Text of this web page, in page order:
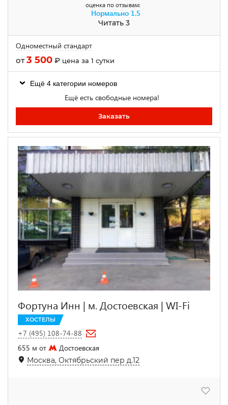
оценка по отзывам:
Нормально 1.5
Читать 3
Одноместный стандарт
от3 500 ₽ цена за 1 сутки
Ещё 4 категории номеров
Ещё есть свободные номера!
Заказать
Фортуна Инн | м. Достоевская | WI-Fi
ХОСТЕЛЫ
+7 (495) 108-74-88
655 м от
Достоевская
Москва, Октябрьский пер д.12